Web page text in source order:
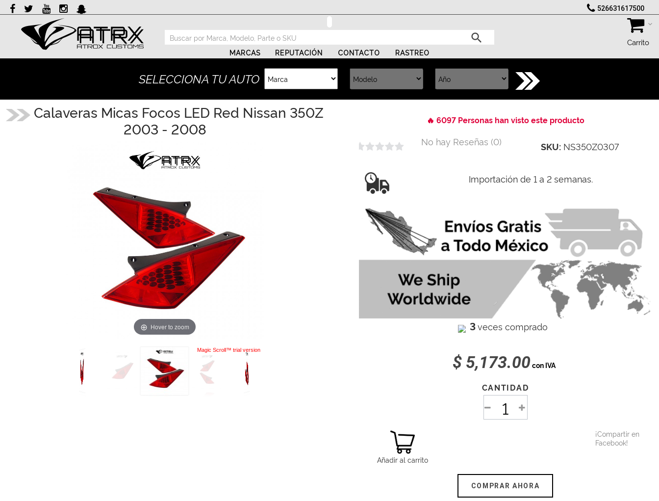
Marcas
Reputación
Contacto
526631617500
MARCAS REPUTACIÓN CONTACTO RASTREO
Carrito
SELECCIONA TU AUTO
Calaveras Micas Focos LED Red Nissan 350Z
2003 - 2008
Hover to zoom
Magic Scroll™ trial version
🔥 6097 Personas han visto este producto
No hay Reseñas (0) SKU: NS350Z0307
Importación de 1 a 2 semanas.
3veces comprado
$ 5,173.00con IVA
CANTIDAD
Añadir al carrito
¡Compartir en
Facebook!
COMPRAR AHORA